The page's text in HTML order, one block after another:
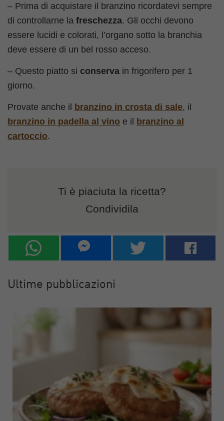
– Prima di acquistare il branzino ricordatevi sempre
di controllarne la freschezza. Gli occhi devono
essere lucidi e colorati, l’organo sotto la branchia
deve essere di un bel rosso acceso.
– Questo piatto si conserva in frigorifero per 1
giorno.
Provate anche il branzino in crosta di sale, il
branzino in padella al vino e il
branzino al
cartoccio.
Ti è piaciuta la ricetta?
Condividila
Ultime pubblicazioni